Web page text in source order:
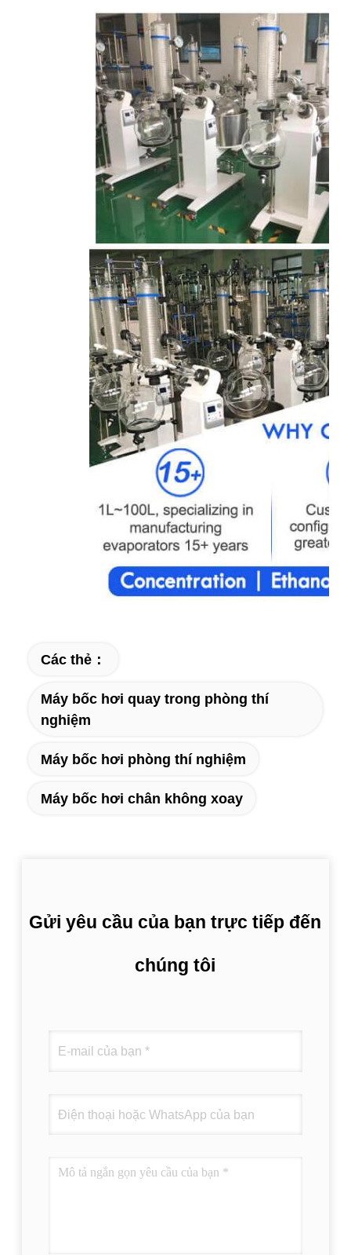
Các thẻ：
Máy bốc hơi quay trong phòng thí
nghiệm
Máy bốc hơi phòng thí nghiệm
Máy bốc hơi chân không xoay
Gửi yêu cầu của bạn trực tiếp đến
chúng tôi